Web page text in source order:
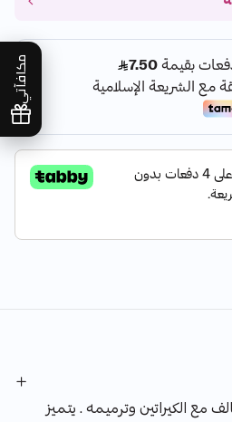
مكافآتي
مع الكيراتين وترميمه . يتميز